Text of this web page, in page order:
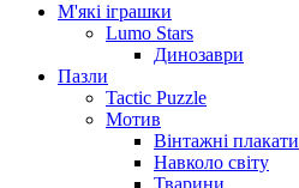
М'які іграшки
Lumo Stars
Динозаври
Пазли
Tactic Puzzle
Мотив
Вінтажні плакати
Навколо світу
Тварини